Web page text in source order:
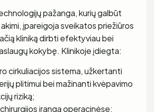
pažanga, kurių galbūt
įpareigoja sveikatos priežiūros
kliniką dirbti efektyviau bei
kokybę. Klinikoje įdiegta:
cirkuliacijos sistema, užkertanti
plitimui bei mažinanti kvėpavimo
riziką;
įranga operacinėse;